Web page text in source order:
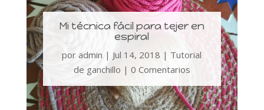
Mi técnica fácil para tejer en
espiral
poradmin | Jul 14, 2018 | Tutorial
de ganchillo | 0 Comentarios